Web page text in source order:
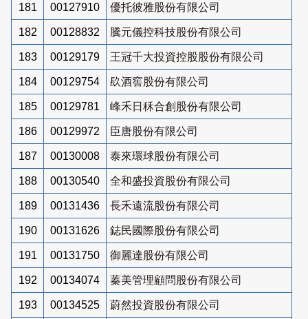
181 00127910 優托彼雅股份有限公司
182 00128832 騰元儀控科技股份有限公司
183 00129179 王冠千大投資控股股份有限公司
184 00129754 镹酒窖股份有限公司
185 00129781 峰禾日秝合創股份有限公司
186 00129972 臣唐股份有限公司
187 00130008 泰來環球股份有限公司
188 00130540 全和盛投資股份有限公司
189 00131436 長禾遠流股份有限公司
190 00131626 鋕民國際股份有限公司
191 00131750 御麗達股份有限公司
192 00134074 蓁美管理顧問股份有限公司
193 00134525 蔚然投資股份有限公司